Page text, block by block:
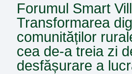
Forumul Smart
Transformarea
comunităților
cea de-a treia zi
desfășurare a